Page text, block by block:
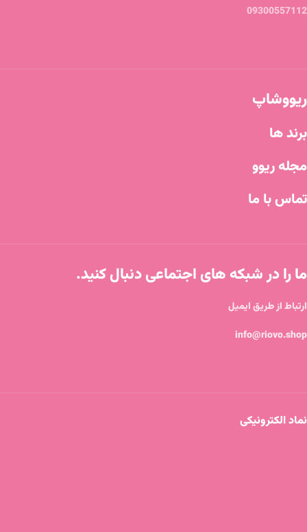
09300557112
ریووشاپ
برند ها
مجله ریوو
تماس با ما
ما را در شبکه های اجتماعی دنبال کنید.
ارتباط از طریق ایمیل
info@riovo.shop
نماد الکترونیکی